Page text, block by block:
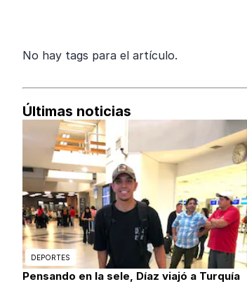
No hay tags para el artículo.
Últimas noticias
DEPORTES
Pensando en la sele, Díaz viajó a Turquía